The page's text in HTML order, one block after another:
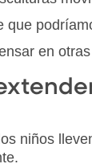
que
en
niños